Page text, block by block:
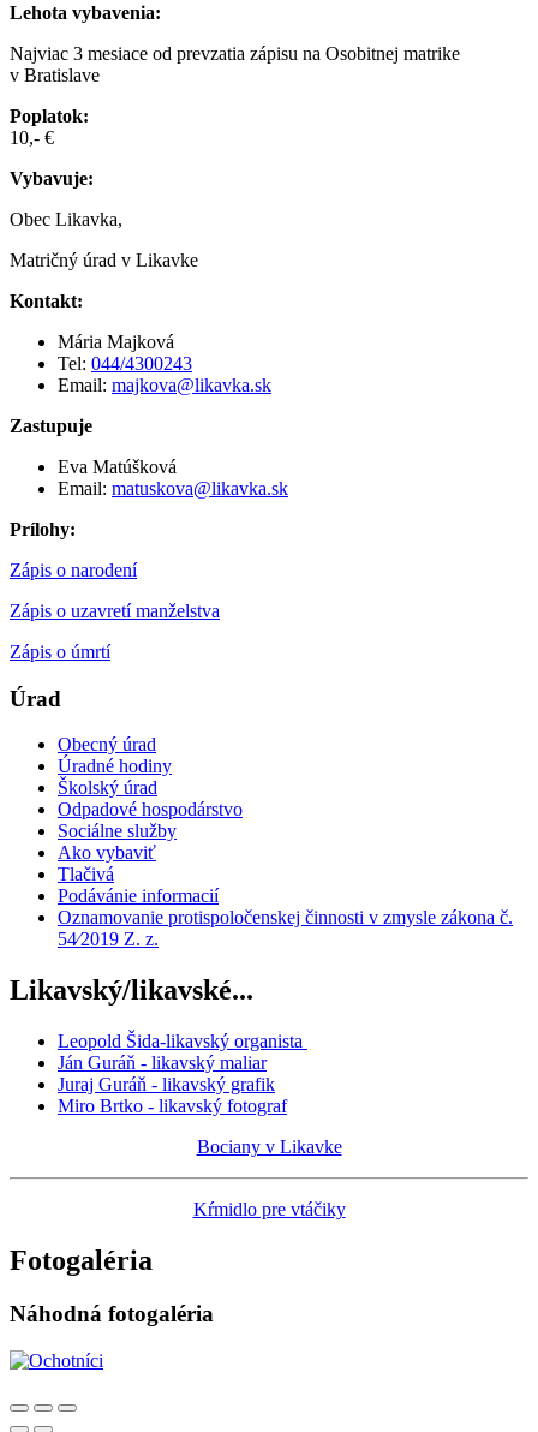
Lehota vybavenia:
Najviac 3 mesiace od prevzatia zápisu na Osobitnej matrike
v Bratislave
Poplatok:
10,- €
Vybavuje:
Obec Likavka,
Matričný úrad v Likavke
Kontakt:
Mária Majková
Tel: 044/4300243
Email: majkova@likavka.sk
Zastupuje
Eva Matúšková
Email: matuskova@likavka.sk
Prílohy:
Zápis o narodení
Zápis o uzavretí manželstva
Zápis o úmrtí
Úrad
Obecný úrad
Úradné hodiny
Školský úrad
Odpadové hospodárstvo
Sociálne služby
Ako vybaviť
Tlačivá
Podávánie informacií
Oznamovanie protispoločenskej činnosti v zmysle zákona č.
54⁄2019 Z. z.
Likavský/likavské...
Leopold Šida-likavský organista
Ján Guráň - likavský maliar
Juraj Guráň - likavský grafik
Miro Brtko - likavský fotograf
Bociany v Likavke
Kŕmidlo pre vtáčiky
Fotogaléria
Náhodná fotogaléria